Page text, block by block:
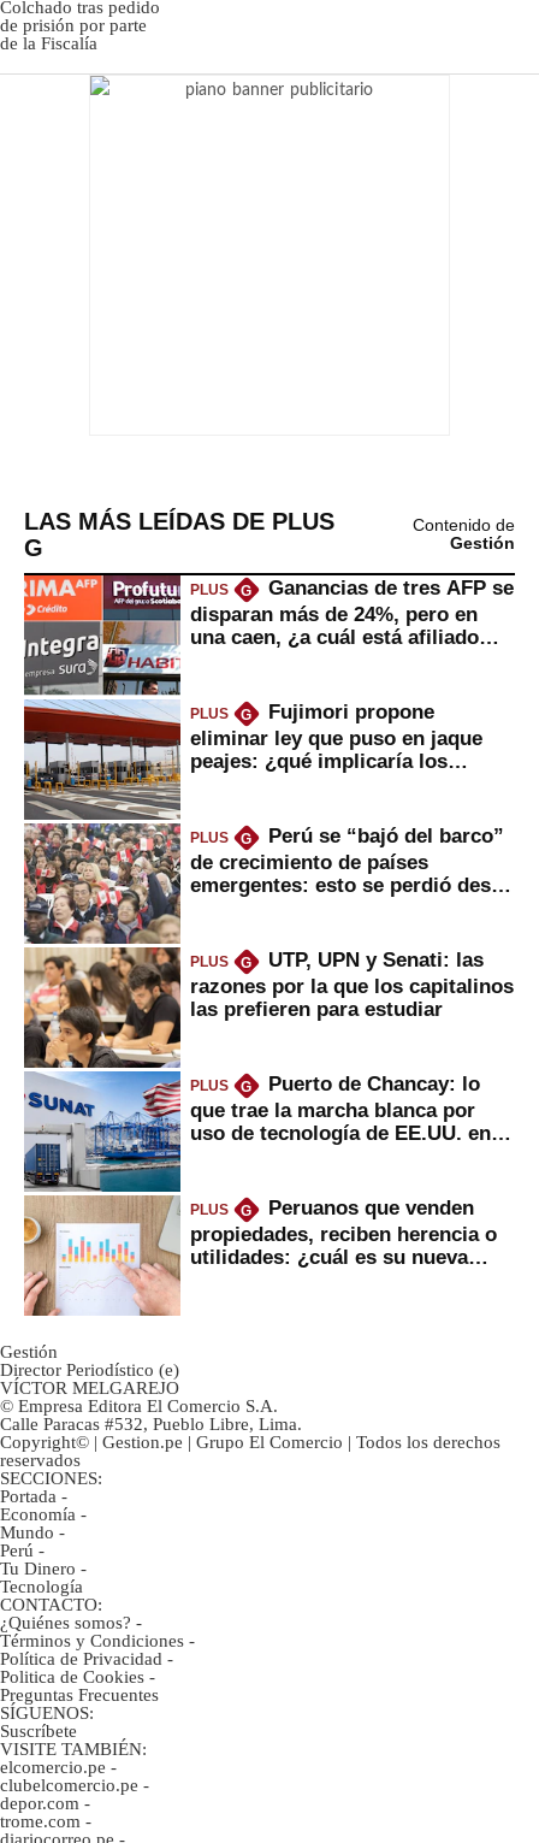
LAS MÁS LEÍDAS DE PLUS
G
Contenido de
Gestión
PLUS G
Ganancias de tres AFP se
disparan más de 24%, pero en
una caen, ¿a cuál está afiliado
PLUS G
Fujimori propone
eliminar ley que puso en jaque
peajes: ¿qué implicaría los
PLUS G
Perú se “bajó del barco”
de crecimiento de países
emergentes: esto se perdió desde
PLUS G
UTP, UPN y Senati: las
razones por la que los capitalinos
las prefieren para estudiar
PLUS G
Puerto de Chancay: lo
que trae la marcha blanca por
uso de tecnología de EE.UU. en
PLUS G
Peruanos que venden
propiedades, reciben herencia o
utilidades: ¿cuál es su nueva
Gestión
Director Periodístico (e)
VÍCTOR MELGAREJO
© Empresa Editora El Comercio S.A.
Calle Paracas #532, Pueblo Libre, Lima.
Copyright© | Gestion.pe | Grupo El Comercio | Todos los derechos
reservados
SECCIONES:
Portada -
Economía -
Mundo -
Perú -
Tu Dinero -
Tecnología
CONTACTO:
¿Quiénes somos? -
Términos y Condiciones -
Política de Privacidad -
Politica de Cookies -
Preguntas Frecuentes
SÍGUENOS:
Suscríbete
VISITE TAMBIÉN:
elcomercio.pe -
clubelcomercio.pe -
depor.com -
trome.com -